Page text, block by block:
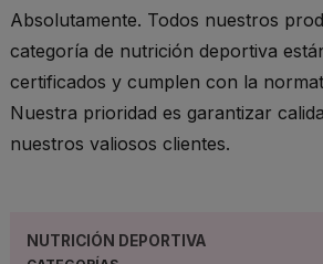
Absolutamente. Todos nuestros
categoría de nutrición deportiva
certificados y cumplen con la
Nuestra prioridad es garantizar
nuestros valiosos clientes.
NUTRICIÓN DEPORTIVA